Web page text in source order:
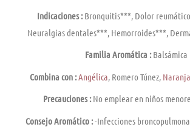
Indicaciones :Bronquitis***, Dolor
Neuralgias dentales***, Hemorroides***,
Familia Aromática :Balsámica
Combina con :Angélica, Romero Túnez, Naranja
Precauciones :No emplear en niños
Consejo Aromático :-Infecciones